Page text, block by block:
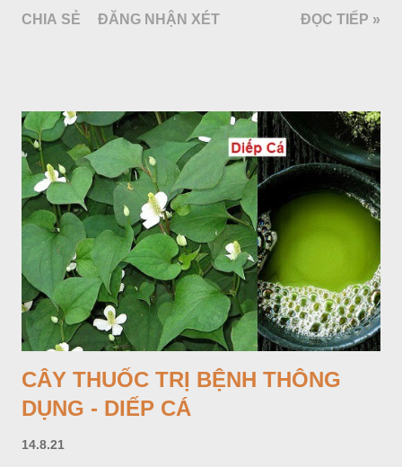
quanh có 3-5 mấu lồi; vỏ củ màu nâu, thịt trắng vàng và cứng.
một mo to màu đỏ xanh có đốm trắng, mặt trong màu đỏ thẫm,
bao lấy một bong mo là một trục mang phần hoa cái ở dưới,
phần hoa đực ở trên. Khoai nưa phân bố ở Ấn độ, Myanma,
Trung quốc, Việt nam, Campuchia, Malaixia, Inđônêxia,
Philippin. Ở nước ta, khoai nưa mọc hoang rải rác ở khắp các
vùng rừng núi, được bà con nhiều địa phương đem về trồng từ
lâu đời ở trong vườn, quanh bờ ao, dọc hàng rào và trên các
đồi để làm thức ăn cho người và gia súc, gặp nhiều ở các tỉnh
Lạng s...
CHIA SẺ ĐĂNG NHẬN XÉT ĐỌC TIẾP »
CÂY THUỐC TRỊ BỆNH THÔNG
DỤNG - DIẾP CÁ
14.8.21